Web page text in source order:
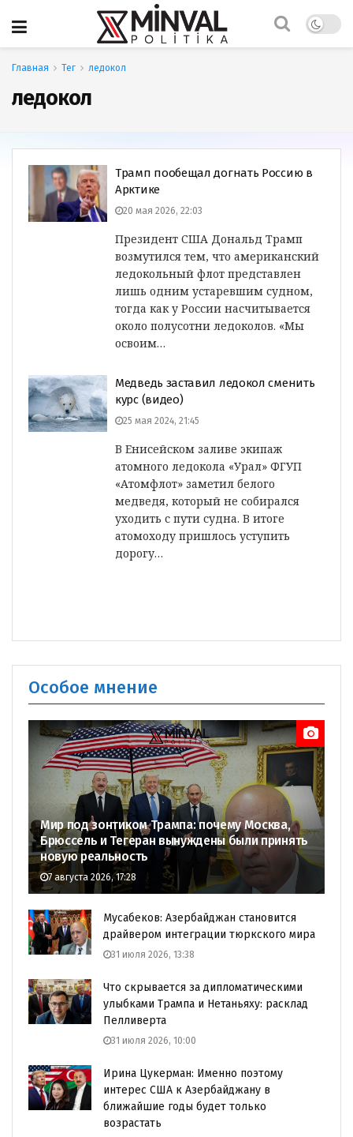
Главная Тег ледокол
ледокол
Трамп пообещал догнать Россию в
Арктике
20 мая 2026, 22:03
Президент США Дональд Трамп
возмутился тем, что американский
ледокольный флот представлен
лишь одним устаревшим судном,
тогда как у России насчитывается
около полусотни ледоколов. «Мы
освоим…
Медведь заставил ледокол сменить
курс (видео)
25 мая 2024, 21:45
В Енисейском заливе экипаж
атомного ледокола «Урал» ФГУП
«Атомфлот» заметил белого
медведя, который не собирался
уходить с пути судна. В итоге
атомоходу пришлось уступить
дорогу…
Особое мнение
Мир под зонтиком Трампа: почему Москва,
Брюссель и Тегеран вынуждены были принять
новую реальность
7 августа 2026, 17:28
Мусабеков: Азербайджан становится
драйвером интеграции тюркского мира
31 июля 2026, 13:38
Что скрывается за дипломатическими
улыбками Трампа и Нетаньяху: расклад
Пелливерта
31 июля 2026, 10:00
Ирина Цукерман: Именно поэтому
интерес США к Азербайджану в
ближайшие годы будет только
возрастать